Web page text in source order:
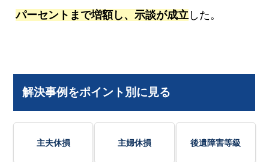
パーセントまで増額し、示談が成立 した。
解決事例をポイント別に見る
主夫休損 主婦休損 後遺障害等級